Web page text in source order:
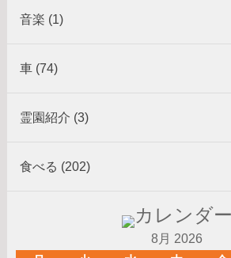
音楽 (1)
車 (74)
霊園紹介 (3)
食べる (202)
8月 2026